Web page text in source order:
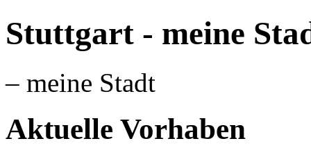
Stuttgart - meine
– meine Stadt
Aktuelle Vorhaben